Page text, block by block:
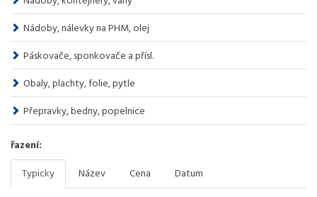
Nádoby, nálevky na PHM, olej
Páskovače, sponkovače a přísl.
Obaly, plachty, folie, pytle
Přepravky, bedny, popelnice
řazení:
Typicky
Název Cena Datum